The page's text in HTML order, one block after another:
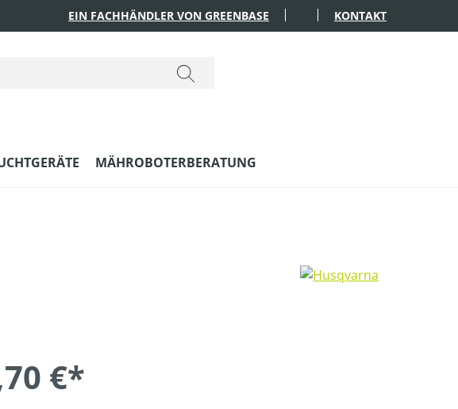
EIN FACHHÄNDLER VON GREENBASE KONTAKT
MÄHROBOTERBERATUNG
€*